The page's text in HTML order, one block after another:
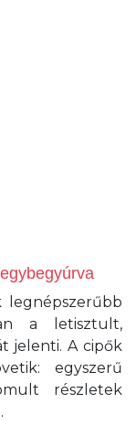
legnépszerűbb
a letisztult,
jelenti. A cipők
egyszerű
részletek